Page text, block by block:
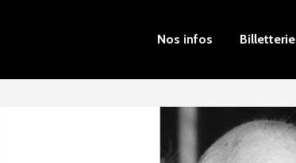
Nos infos Billetterie